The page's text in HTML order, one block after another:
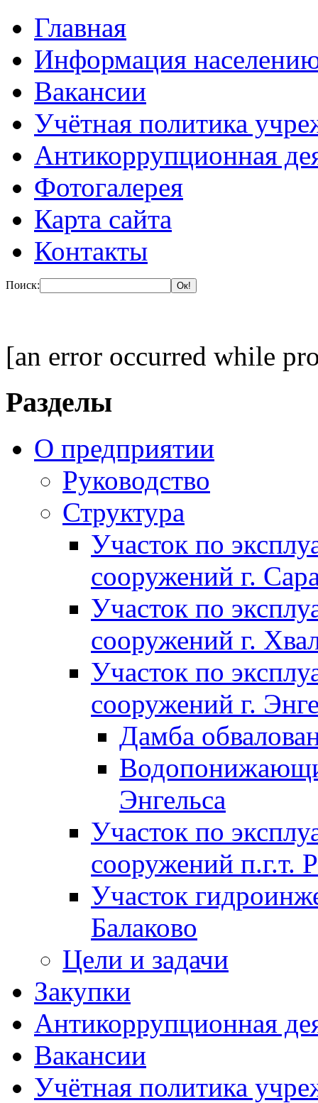
Главная
Информация
Вакансии
Учётная политика
Антикоррупционная
Фотогалерея
Карта сайта
Контакты
Поиск:
[an error occurred while
Разделы
О предприятии
Руководство
Структура
Участок по
сооружений г.
Участок по
сооружений г.
Участок по
сооружений г.
Дамба
Энгельса
Участок по
сооружений п.г.т.
Участок
Балаково
Цели и задачи
Закупки
Антикоррупционная
Вакансии
Учётная политика